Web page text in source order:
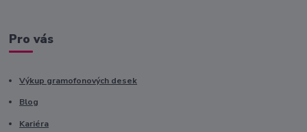
Pro vás
Výkup gramofonových desek
Blog
Kariéra